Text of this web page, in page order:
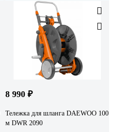
8 990 ₽
Тележка для шланга DAEWOO 100
м DWR 2090